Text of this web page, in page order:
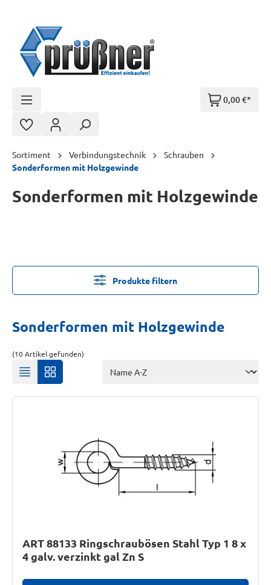
0,00 €*
Sortiment Verbindungstechnik
Schrauben
Sonderformen mit Holzgewinde
Sonderformen mit Holzgewinde
Produkte filtern
Sonderformen mit Holzgewinde
(10 Artikel gefunden)
ART 88133 Ringschraubösen Stahl Typ 1 8 x
4 galv. verzinkt gal Zn S